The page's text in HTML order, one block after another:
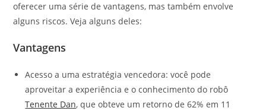
oferecer uma série de vantagens, mas também envolve
alguns riscos. Veja alguns deles:
Vantagens
Acesso a uma estratégia vencedora: você pode
aproveitar a experiência e o conhecimento do robô
Tenente Dan, que obteve um retorno de 62% em 11